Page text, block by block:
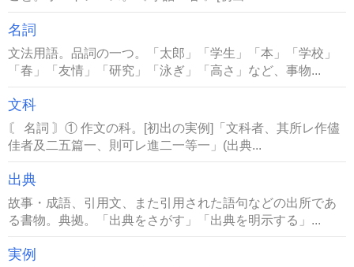
名詞
文法用語。品詞の一つ。「太郎」「学生」「本」「学校」
「春」「友情」「研究」「泳ぎ」「高さ」など、事物...
文科
〘 名詞 〙① 作文の科。[初出の実例]「文科者、其所レ作儘
佳者及二五篇一、則可レ進二一等一」(出典...
出典
故事・成語、引用文、また引用された語句などの出所であ
る書物。典拠。「出典をさがす」「出典を明示する」...
実例